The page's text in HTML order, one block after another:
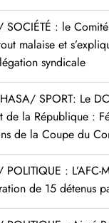
SOCIÉTÉ : le
malaise et
syndicale
SPORT: Le
de la République :
de la Coupe du
POLITIQUE :
de 15 détenus